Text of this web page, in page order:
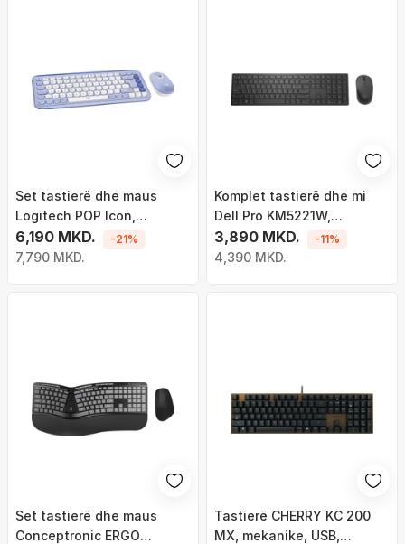
Set tastierë dhe maus
Logitech POP Icon,
Bluetooth,
shumëplatformësh, lejla
6,190 MKD.
7,790 MKD.
-21%
Komplet tastierë dhe mi
Dell Pro KM5221W,
wireless, layout EN LT, i zi
3,890 MKD.
4,390 MKD.
-11%
Set tastierë dhe maus
Conceptronic ERGO
Tastierë CHERRY KC 200
MX, mekanike, USB,